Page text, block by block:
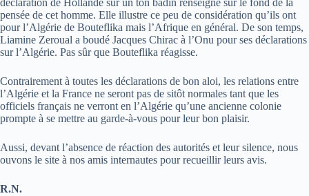
déclaration de Hollande sur un ton badin renseigne sur le fond de la
pensée de cet homme. Elle illustre ce peu de considération qu’ils ont
pour l’Algérie de Bouteflika mais l’Afrique en général. De son temps,
Liamine Zeroual a boudé Jacques Chirac à l’Onu pour ses déclarations
sur l’Algérie. Pas sûr que Bouteflika réagisse.
Contrairement à toutes les déclarations de bon aloi, les relations entre
l’Algérie et la France ne seront pas de sitôt normales tant que les
officiels français ne verront en l’Algérie qu’une ancienne colonie
prompte à se mettre au garde-à-vous pour leur bon plaisir.
Aussi, devant l’absence de réaction des autorités et leur silence, nous
ouvons le site à nos amis internautes pour recueillir leurs avis.
R.N.